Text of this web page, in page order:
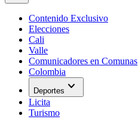
Contenido Exclusivo
Elecciones
Cali
Valle
Comunicadores en Comunas
Colombia
Deportes expand_more
Licita
Turismo